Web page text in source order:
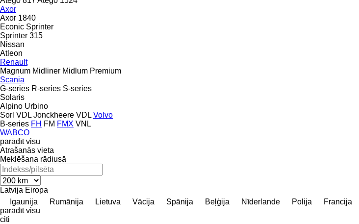
Axor
Axor 1840
Econic Sprinter
Sprinter 315
Nissan
Atleon
Renault
Magnum Midliner Midlum Premium
Scania
G-series R-series S-series
Solaris
Alpino Urbino
Sorl VDL Jonckheere VDL Volvo
B-series FH FM FMX VNL
WABCO
parādīt visu
Atrašanās vieta
Meklēšana rādiusā
Latvija Eiropa
Igaunija
Rumānija Lietuva Vācija Spānija Beļģija Nīderlande Polija
Francija
parādīt visu
citi